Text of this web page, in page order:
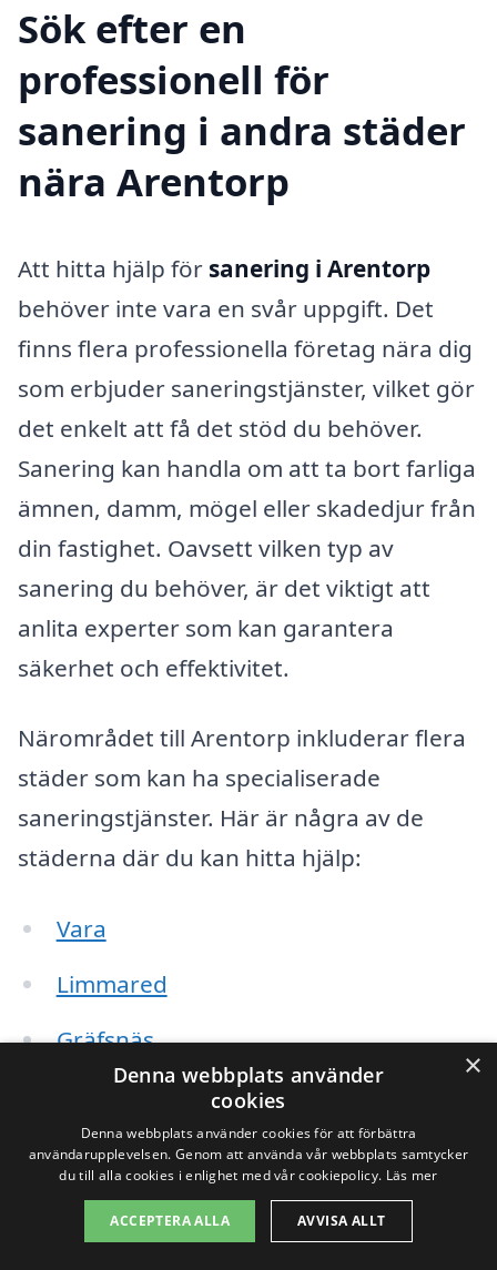
Sök efter en
professionell för
sanering i andra städer
nära Arentorp
Att hitta hjälp för sanering i Arentorp
behöver inte vara en svår uppgift. Det
finns flera professionella företag nära dig
som erbjuder saneringstjänster, vilket gör
det enkelt att få det stöd du behöver.
Sanering kan handla om att ta bort farliga
ämnen, damm, mögel eller skadedjur från
din fastighet. Oavsett vilken typ av
sanering du behöver, är det viktigt att
anlita experter som kan garantera
säkerhet och effektivitet.
Närområdet till Arentorp inkluderar flera
städer som kan ha specialiserade
saneringstjänster. Här är några av de
städerna där du kan hitta hjälp:
Vara
Limmared
Gräfsnäs
Hjo
Tidaholm
×
Denna webbplats använder
cookies
Denna webbplats använder cookies för att förbättra
användarupplevelsen. Genom att använda vår webbplats samtycker
du till alla cookies i enlighet med vår cookiepolicy. Läs mer
ACCEPTERA ALLA AVVISA ALLT